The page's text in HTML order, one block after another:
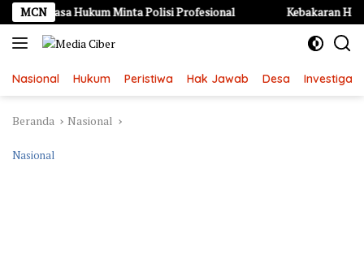
Langsung
ke
konten
MCN
Kuasa Hukum Minta Polisi Profesional Kebakaran Hebat
Nasional Hukum Peristiwa Hak Jawab Desa Investigasi
Beranda Nasional
Nasional